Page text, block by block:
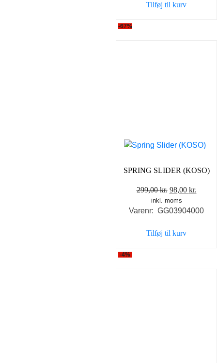
24,00 kr..
Tilføj til kurv
-67%
SPRING SLIDER (KOSO)
299,00kr. Den
oprindelige
pris
299,00 kr..
98,00 kr.
pris
inkl. moms
Varenr: GG03904000
Tilføj til kurv
-4%